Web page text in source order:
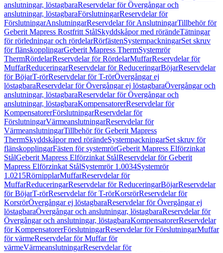
anslutningar, löstagbaraReservdelar för Övergångar och
anslutningar, löstagbaraFörslutningarReservdelar för
FörslutningarAnslutningarReservdelar för AnslutningarTillbehör för
Geberit Mapress Rostfritt StålSkyddskåpor med rörändeTätningar
för rörledningar och rördelarRörfästenSystempackningarSet skruv
för flänskopplingarGeberit Mapress ThermSystemrör
ThermRördelarReservdelar för RördelarMuffarReservdelar för
MuffarReduceringarReservdelar för ReduceringarBöjarReservdelar
för BöjarT-rörReservdelar för T-rörÖvergångar ej
löstagbaraReservdelar för Övergångar ej löstagbaraÖvergångar och
anslutningar, löstagbaraReservdelar för Övergångar och
anslutningar, löstagbaraKompensatorerReservdelar för
KompensatorerFörslutningarReservdelar för
FörslutningarVärmeanslutningarReservdelar för
VärmeanslutningarTillbehör för Geberit Mapress
ThermSkyddskåpor med rörändeSystempackningarSet skruv för
flänskopplingarFästen för systemrörGeberit Mapress Elförzinkat
StålGeberit Mapress Elförzinkat StålReservdelar för Geberit
Mapress Elförzinkat StålSystemrör 1.0034Systemrör
1.0215RörnipplarMuffarReservdelar för
MuffarReduceringarReservdelar för ReduceringarBöjarReservdelar
för BöjarT-rörReservdelar för T-rörKorsrörReservdelar för
KorsrörÖvergångar ej löstagbaraReservdelar för Övergångar ej
löstagbaraÖvergångar och anslutningar, löstagbaraReservdelar för
Övergångar och anslutningar, löstagbaraKompensatorerReservdelar
för KompensatorerFörslutningarReservdelar för FörslutningarMuffar
för värmeReservdelar för Muffar för
värmeVärmeanslutningarReservdelar för